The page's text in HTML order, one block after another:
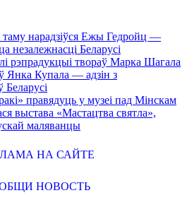
нарадзіўся Ежы Гедройц —
незалежнасці Беларусі
рэпрадукцыі твораў Марка Шагала
Янка Купала — адзін з
Беларусі
правядуць у музеі пад Мінскам
выстава «Мастацтва святла»,
маляванцы
НА САЙТЕ
НОВОСТЬ